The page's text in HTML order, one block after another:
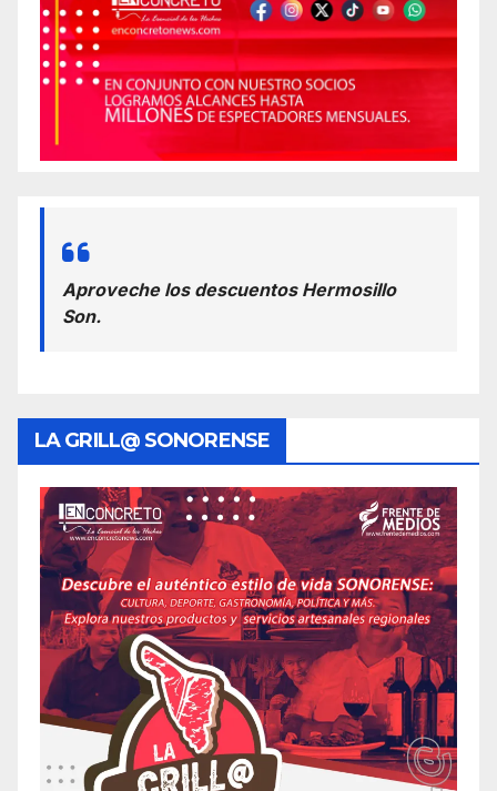
Aproveche los descuentos Hermosillo
Son.
LA GRILL@ SONORENSE